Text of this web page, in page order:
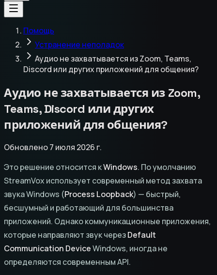
Помощь
Устранение неполадок
Аудио не захватывается из Zoom, Teams,
Discord или других приложений для общения?
Аудио не захватывается из Zoom,
Teams, Discord или других
приложений для общения?
Обновлено 7 июля 2026 г.
Это решение относится кWindows. По умолчанию
StreamVox использует современный метод захвата
звука Windows (Process Loopback) — быстрый,
бесшумный и работающий для большинства
приложений. Однако коммуникационные приложения,
которые направляют звук черезDefault
Communication DeviceWindows, иногда не
определяются современным API.